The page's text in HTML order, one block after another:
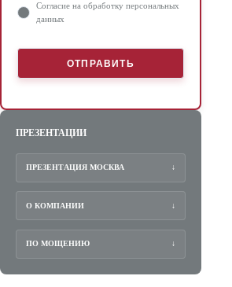
Согласие на обработку персональных
данных
ПРЕЗЕНТАЦИИ
ПРЕЗЕНТАЦИЯ МОСКВА ↓
О КОМПАНИИ ↓
ПО МОЩЕНИЮ ↓